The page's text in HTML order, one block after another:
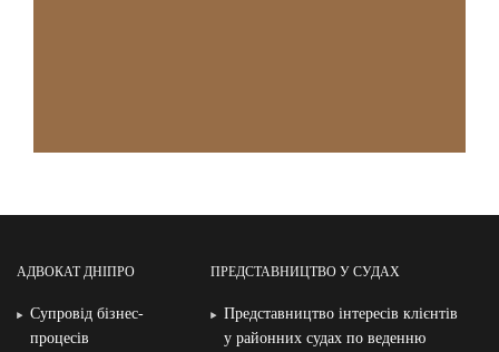
АДВОКАТ ДНІПРО
Супровід бізнес-
процесів
ПРЕДСТАВНИЦТВО У СУДАХ
Представництво інтересів клієнтів
у районних судах по веденню